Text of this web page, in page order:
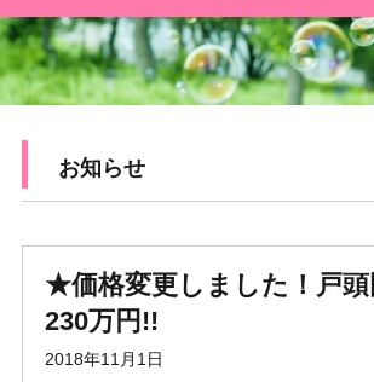
お知らせ
★価格変更しました！戸
230万円!!
2018年11月1日